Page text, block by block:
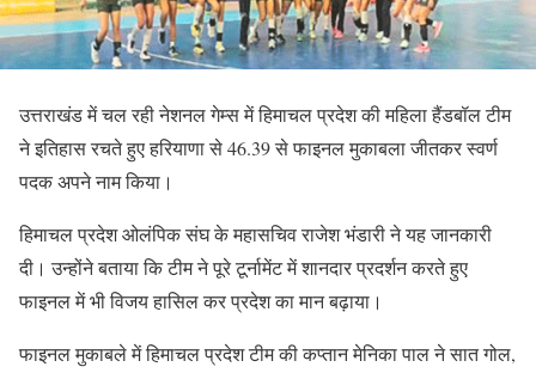
उत्तराखंड में चल रही नेशनल गेम्स में हिमाचल प्रदेश की महिला हैंडबॉल टीम
ने इतिहास रचते हुए हरियाणा से 46.39 से फाइनल मुकाबला जीतकर स्वर्ण
पदक अपने नाम किया।
हिमाचल प्रदेश ओलंपिक संघ के महासचिव राजेश भंडारी ने यह जानकारी
दी। उन्होंने बताया कि टीम ने पूरे टूर्नामेंट में शानदार प्रदर्शन करते हुए
फाइनल में भी विजय हासिल कर प्रदेश का मान बढ़ाया।
फाइनल मुकाबले में हिमाचल प्रदेश टीम की कप्तान मेनिका पाल ने सात गोल,